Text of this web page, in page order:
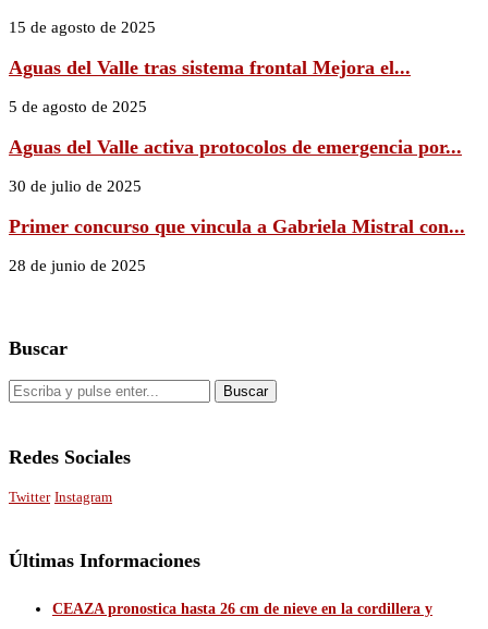
15 de agosto de 2025
Aguas del Valle tras sistema frontal Mejora el...
5 de agosto de 2025
Aguas del Valle activa protocolos de emergencia por...
30 de julio de 2025
Primer concurso que vincula a Gabriela Mistral con...
28 de junio de 2025
Buscar
Redes Sociales
Twitter Instagram
Últimas Informaciones
CEAZA pronostica hasta 26 cm de nieve en la cordillera y